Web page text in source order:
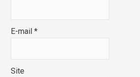
E-mail*
Site